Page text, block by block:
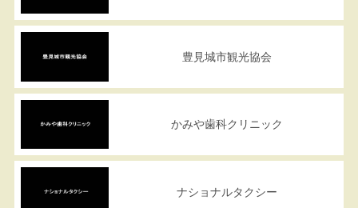
豊見城市観光協会
かみや歯科クリニック
ナショナルタクシー